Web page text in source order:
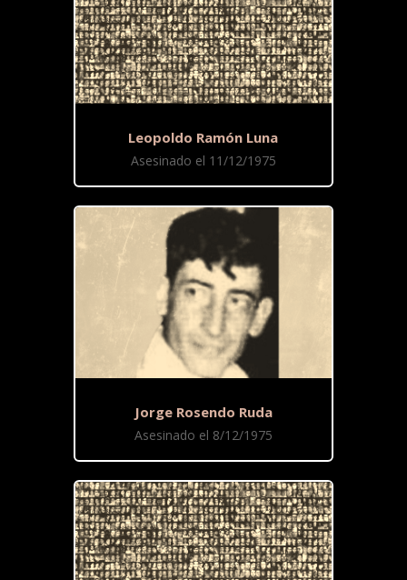
Leopoldo Ramón Luna
Asesinado el 11/12/1975
Jorge Rosendo Ruda
Asesinado el 8/12/1975